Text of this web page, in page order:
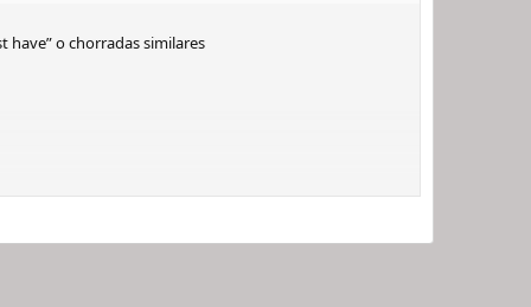
have” o chorradas similares